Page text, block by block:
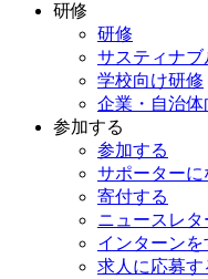
研修
研修
サスティナ
学校向け研修
企業・自治体
参加する
参加する
サポーターに
寄付する
ニュースレタ
インターンを
求人に応募す